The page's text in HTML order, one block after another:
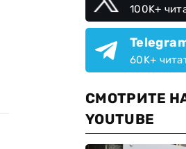
100K+
60K+
СМОТРИТЕ
YOUTUBE